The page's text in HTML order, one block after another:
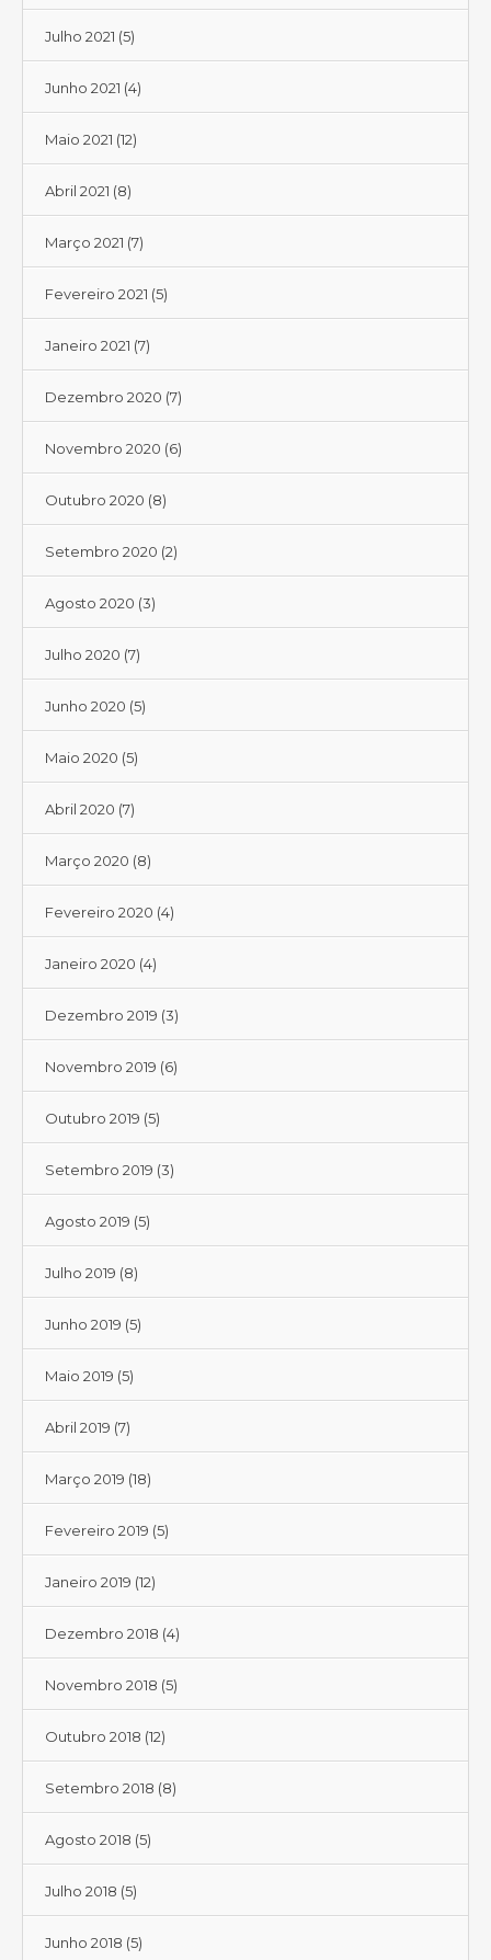
Julho 2021 (5)
Junho 2021 (4)
Maio 2021 (12)
Abril 2021 (8)
Março 2021 (7)
Fevereiro 2021 (5)
Janeiro 2021 (7)
Dezembro 2020 (7)
Novembro 2020 (6)
Outubro 2020 (8)
Setembro 2020 (2)
Agosto 2020 (3)
Julho 2020 (7)
Junho 2020 (5)
Maio 2020 (5)
Abril 2020 (7)
Março 2020 (8)
Fevereiro 2020 (4)
Janeiro 2020 (4)
Dezembro 2019 (3)
Novembro 2019 (6)
Outubro 2019 (5)
Setembro 2019 (3)
Agosto 2019 (5)
Julho 2019 (8)
Junho 2019 (5)
Maio 2019 (5)
Abril 2019 (7)
Março 2019 (18)
Fevereiro 2019 (5)
Janeiro 2019 (12)
Dezembro 2018 (4)
Novembro 2018 (5)
Outubro 2018 (12)
Setembro 2018 (8)
Agosto 2018 (5)
Julho 2018 (5)
Junho 2018 (5)